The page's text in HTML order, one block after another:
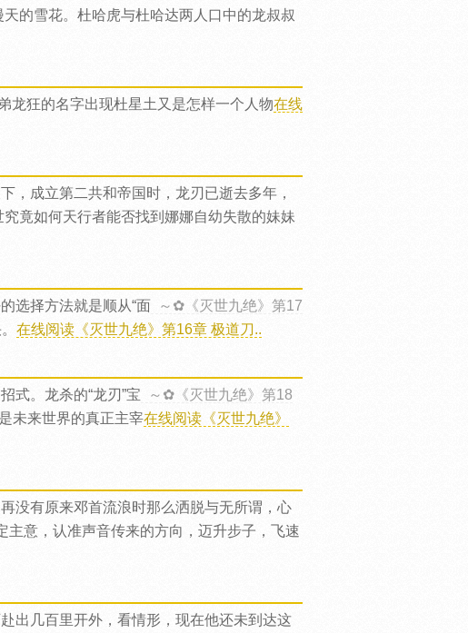
的雪花。杜哈虎与杜哈达两人口中的龙叔叔
龙狂的名字出现杜星土又是怎样一个人物在线
，成立第二共和帝国时，龙刃已逝去多年，
竟如何天行者能否找到娜娜自幼失散的妹妹
选择方法就是顺从“面
～✿《灭世九绝》第17
在线阅读《灭世九绝》第16章 极道刀..
式。龙杀的“龙刃”宝
～✿《灭世九绝》第18
未来世界的真正主宰在线阅读《灭世九绝》
没有原来邓首流浪时那么洒脱与无所谓，心
主意，认准声音传来的方向，迈升步子，飞速
出几百里开外，看情形，现在他还未到达这